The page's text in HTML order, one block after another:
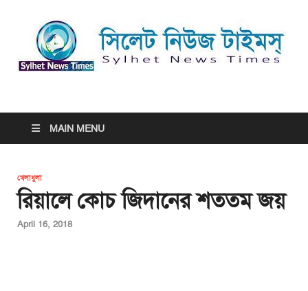
সিলেট নিউজ টাইমস্ | Sylhet
News Times
MAIN MENU
খেলাধুলা
রিয়ালে কোচ জিদানের শততম জয়
April 16, 2018